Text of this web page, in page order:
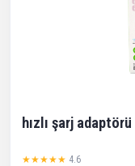
hızlı şarj
★★★★★ 4.6